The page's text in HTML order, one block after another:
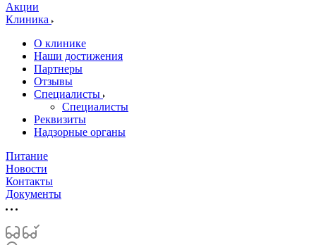
Акции
Клиника
О клинике
Наши достижения
Партнеры
Отзывы
Специалисты
Специалисты
Реквизиты
Надзорные органы
Питание
Новости
Контакты
Документы